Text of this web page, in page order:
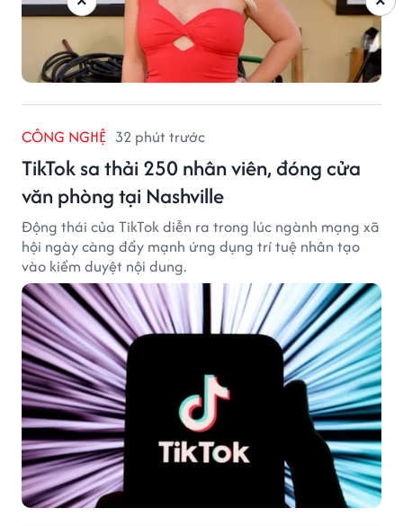
CÔNG NGHỆ 32 phút trước
TikTok sa thải 250 nhân viên, đóng cửa
văn phòng tại Nashville
Động thái của TikTok diễn ra trong lúc ngành mạng xã
hội ngày càng đẩy mạnh ứng dụng trí tuệ nhân tạo
vào kiểm duyệt nội dung.